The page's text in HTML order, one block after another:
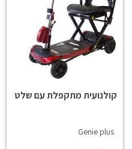
קולנועית מתקפלת עם שלט
Genie plus